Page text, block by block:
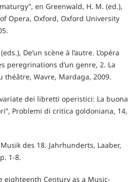
en Greenwald, H. M. (ed.),
Opera, Oxford, Oxford University
De’un scène à l’autre. L’opéra
peregrinations d’un genre, 2. La
théâtre, Wavre, Mardaga, 2009.
variate dei libretti operistici: La buona
Problemi di critica goldoniana, 14,
des 18. Jahrhunderts, Laaber,
1-8.
eighteenth Century as a Music-